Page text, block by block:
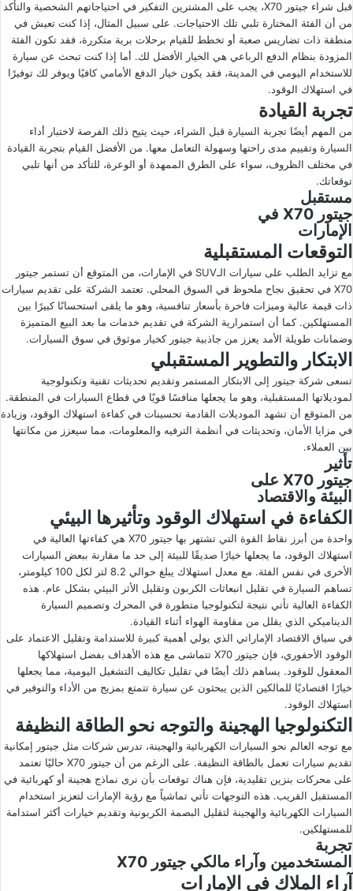
قبل شراء جيتور X70، يجب على المشترين التفكير في احتياجاتهم الشخصية والتأكد
من أن الفئة المختارة تلبي تلك الاحتياجات. على سبيل المثال، إذا كنت تعيش في
منطقة ذات تضاريس صعبة أو تخطط للقيام برحلات برية متكررة، فقد تكون الفئة
المزودة بنظام الدفع الرباعي هي الخيار الأفضل لك. أما إذا كنت تبحث عن سيارة
للاستخدام اليومي في المدينة، فقد يكون خيار الدفع الأمامي كافيًا ويوفر لك توفيرًا
في استهلاك الوقود.
تجربة القيادة
من المهم أيضًا تجربة السيارة قبل الشراء، حيث يتيح ذلك الفرصة لاختبار أداء
السيارة وتقييم مدى راحتها وسهولة التعامل معها. من الأفضل القيام بتجربة القيادة
في مختلف الظروف، سواء على الطرق الممهدة أو الوعرة، للتأكد من أنها تلبي
توقعاتك.
مستقبل
جيتور X70 في
الإمارات
التوقعات المستقبلية
مع تزايد الطلب على سيارات الـSUV في الإمارات، من المتوقع أن تستمر جيتور
X70 في تحقيق نجاح ملحوظ في السوق المحلي. تعتمد الشركة على تقديم سيارات
ذات قيمة عالية وميزات فاخرة بأسعار تنافسية، وهو ما يلقى استحسانًا كبيرًا بين
المستهلكين. كما أن استمرارية الشركة في تقديم خدمات ما بعد البيع المتميزة
وضمانات طويلة الأمد يعزز من جاذبية جيتور كخيار موثوق في سوق السيارات.
الابتكار والتطوير المستقبلي
تسعى شركة جيتور إلى الابتكار المستمر وتقديم تحديثات تقنية وتكنولوجية
لموديلاتها المستقبلية، وهو ما يجعلها منافسًا قويًا في قطاع السيارات في المنطقة.
من المتوقع أن تشهد الموديلات القادمة تحسينات في كفاءة استهلاك الوقود، وزيادة
في مزايا الأمان، وتحديثات في أنظمة الترفيه والمعلومات، مما سيعزز من مكانتها
بين العملاء.
تأثير
جيتور X70 على
البيئة والاقتصاد
الكفاءة في استهلاك الوقود وتأثيرها البيئي
واحدة من أبرز نقاط القوة التي تشتهر بها جيتور X70 هي كفاءتها العالية في
استهلاك الوقود، ما يجعلها خيارًا صديقًا للبيئة إلى حد ما مقارنة ببعض السيارات
الأخرى في نفس الفئة. مع معدل استهلاك يبلغ حوالي 8.2 لتر لكل 100 كيلومتر،
تساهم السيارة في تقليل انبعاثات الكربون وتقليل الأثر البيئي بشكل عام. هذه
الكفاءة العالية تأتي نتيجة لتكنولوجيا متطورة في المحرك وتصميم السيارة
الديناميكي الذي يقلل من مقاومة الهواء أثناء القيادة.
في سياق الاقتصاد الإماراتي الذي يولي أهمية كبيرة للاستدامة وتقليل الاعتماد على
الوقود الأحفوري، فإن جيتور X70 تتماشى مع هذه الأهداف بفضل استهلاكها
المعقول للوقود. يساهم ذلك أيضًا في تقليل تكاليف التشغيل اليومية، مما يجعلها
خيارًا اقتصاديًا للمالكين الذين يبحثون عن سيارة تتمتع بمزيج من الأداء والتوفير في
استهلاك الوقود.
التكنولوجيا الهجينة والتوجه نحو الطاقة النظيفة
مع توجه العالم نحو السيارات الكهربائية والهجينة، تدرس شركات مثل جيتور إمكانية
تقديم سيارات تعمل بالطاقة النظيفة. على الرغم من أن جيتور X70 حاليًا تعتمد
على محركات بنزين تقليدية، فإن هناك توقعات بأن نرى نماذج هجينة أو كهربائية في
المستقبل القريب. هذه التوجهات تأتي تماشياً مع رؤية الإمارات لتعزيز استخدام
السيارات الكهربائية والهجينة لتقليل البصمة الكربونية وتقديم خيارات أكثر استدامة
للمستهلكين.
تجربة
المستخدمين وآراء مالكي جيتور X70
آراء الملاك في الإمارات